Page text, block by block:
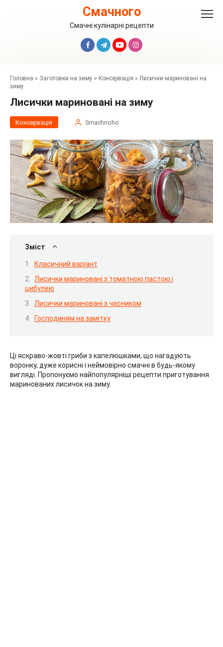
Смачного
Смачні кулінарні рецепти
Головна » Заготовки на зиму » Консервація » Лисички мариновані на
зиму
Лисички мариновані на зиму
Консервація Smachnoho
Зміст
Класичний варіант
Лисички мариновані з томатною пастою і
цибулею
Лисички мариновані з часником
Господиням на замітку
Ці яскраво-жовті гриби з капелюшками, що нагадують
воронку, дуже корисні і неймовірно смачні в будь-якому
вигляді. Пропонуємо найпопулярніші рецепти приготування
маринованих лисичок на зиму.